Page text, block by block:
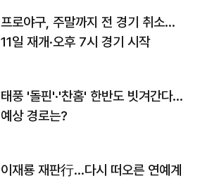
프로야구, 주말까지 전 경기 취소…
11일 재개·오후 7시 경기 시작
태풍 '돌핀'·'찬홈' 한반도 빗겨간다…
예상 경로는?
이재룡 재판行…다시 떠오른 연예계